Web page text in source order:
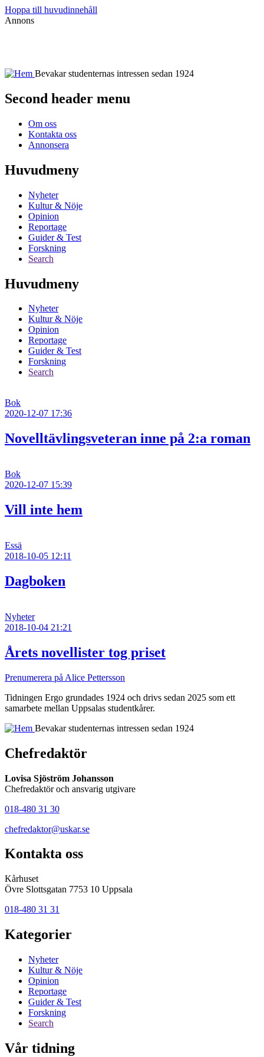
Hoppa till huvudinnehåll
Annons
Bevakar studenternas intressen sedan 1924
Second header menu
Om oss
Kontakta oss
Annonsera
Huvudmeny
Nyheter
Kultur & Nöje
Opinion
Reportage
Guider & Test
Forskning
Search
Huvudmeny
Nyheter
Kultur & Nöje
Opinion
Reportage
Guider & Test
Forskning
Search
Bok
2020-12-07 17:36
Novelltävlingsveteran inne på 2:a roman
Bok
2020-12-07 15:39
Vill inte hem
Essä
2018-10-05 12:11
Dagboken
Nyheter
2018-10-04 21:21
Årets novellister tog priset
Prenumerera på Alice Pettersson
Tidningen Ergo grundades 1924 och drivs sedan 2025 som ett
samarbete mellan Uppsalas studentkårer.
Bevakar studenternas intressen sedan 1924
Chefredaktör
Lovisa Sjöström Johansson
Chefredaktör och ansvarig utgivare
018-480 31 30
chefredaktor@uskar.se
Kontakta oss
Kårhuset
Övre Slottsgatan 7753 10 Uppsala
018-480 31 31
Kategorier
Nyheter
Kultur & Nöje
Opinion
Reportage
Guider & Test
Forskning
Search
Vår tidning